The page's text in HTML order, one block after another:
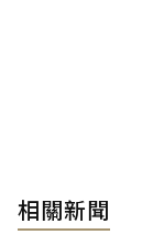
相關新聞